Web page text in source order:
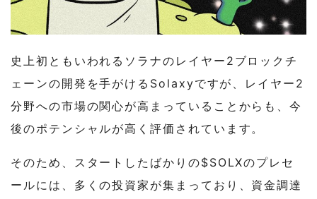
史上初ともいわれるソラナのレイヤー2ブロックチ
ェーンの開発を手がけるSolaxyですが、レイヤー2
分野への市場の関心が高まっていることからも、今
後のポテンシャルが高く評価されています。
そのため、スタートしたばかりの$SOLXのプレセ
ールには、多くの投資家が集まっており、資金調達